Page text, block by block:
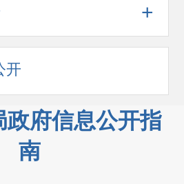
+
开
政府信息公开指
南